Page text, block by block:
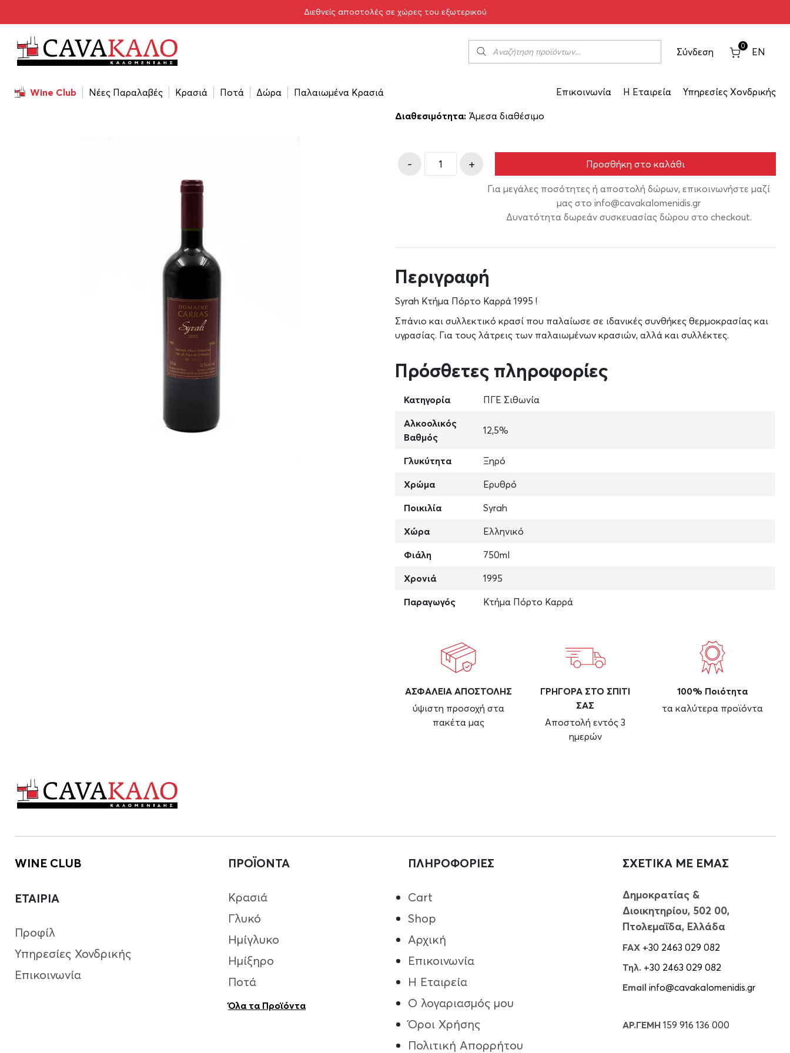
Διεθνείς αποστολές σε χώρες του εξωτερικού
Σύνδεση
0
EN
Wine Club Νέες Παραλαβές Κρασιά Ποτά Δώρα Παλαιωμένα Κρασιά Επικοινωνία Η Εταιρεία Υπηρεσίες Χονδρικής
Syrah Κτήμα Πόρτο Καρρά 1995 750ml
Syrah Κτήμα Πόρτο Καρρά 1995 750ml
€
11-00084-95
Διαθεσιμότητα: Άμεσα διαθέσιμο
- + Προσθήκη στο καλάθι
Για μεγάλες ποσότητες ή αποστολή δώρων, επικοινωνήστε μαζί
μας στο info@cavakalomenidis.gr
Δυνατότητα δωρεάν συσκευασίας δώρου στο checkout.
Περιγραφή
Syrah Κτήμα Πόρτο Καρρά 1995 !
Σπάνιο και συλλεκτικό κρασί που παλαίωσε σε ιδανικές συνθήκες θερμοκρασίας και
υγρασίας. Για τους λάτρεις των παλαιωμένων κρασιών, αλλά και συλλέκτες.
Πρόσθετες πληροφορίες
Κατηγορία
ΠΓΕ Σιθωνία
Αλκοολικός
Βαθμός
12,5%
Γλυκύτητα
Ξηρό
Χρώμα
Ερυθρό
Ποικιλία
Syrah
Χώρα
Ελληνικό
Φιάλη
750ml
Χρονιά
1995
Παραγωγός
Κτήμα Πόρτο Καρρά
ΑΣΦAΛΕΙΑ ΑΠΟΣΤΟΛΗΣ
ύψιστη προσοχή στα
πακέτα μας
ΓΡΗΓΟΡΑ ΣΤΟ ΣΠΙΤΙ
ΣΑΣ
Αποστολή εντός 3
ημερών
100% Ποιότητα
τα καλύτερα προϊόντα
WINE CLUB
ΕΤΑΙΡΙΑ
Προφίλ
Υπηρεσίες Χονδρικής
Επικοινωνία
ΠΡΟΪΟΝΤΑ
Κρασιά
Γλυκό
Ημίγλυκο
Ημίξηρο
Ποτά
Όλα τα Προϊόντα
ΠΛΗΡΟΦΟΡΙΕΣ
Cart
Shop
Αρχική
Επικοινωνία
Η Εταιρεία
Ο λογαριασμός μου
Όροι Χρήσης
Πολιτική Απορρήτου
ΣΧΕΤΙΚΑ ΜΕ ΕΜΑΣ
Δημοκρατίας &
Διοικητηρίου, 502 00,
Πτολεμαΐδα, Ελλάδα
FAX +30 2463 029 082
Τηλ. +30 2463 029 082
Email info@cavakalomenidis.gr
ΑΡ.ΓΕΜΗ 159 916 136 000